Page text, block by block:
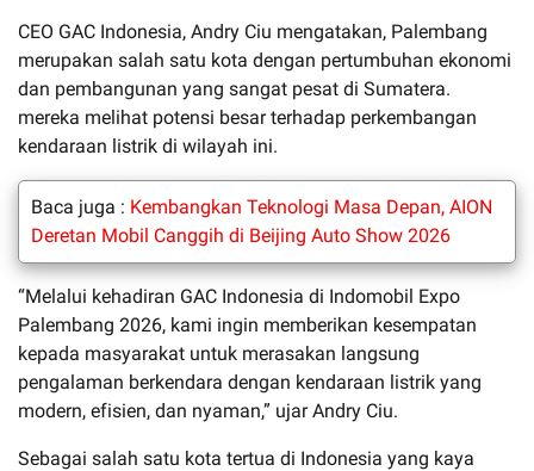
CEO GAC Indonesia, Andry Ciu mengatakan, Palembang
merupakan salah satu kota dengan pertumbuhan ekonomi
dan pembangunan yang sangat pesat di Sumatera.
mereka melihat potensi besar terhadap perkembangan
kendaraan listrik di wilayah ini.
Baca juga : Kembangkan Teknologi Masa Depan, AION
Deretan Mobil Canggih di Beijing Auto Show 2026
“Melalui kehadiran GAC Indonesia di Indomobil Expo
Palembang 2026, kami ingin memberikan kesempatan
kepada masyarakat untuk merasakan langsung
pengalaman berkendara dengan kendaraan listrik yang
modern, efisien, dan nyaman,” ujar Andry Ciu.
Sebagai salah satu kota tertua di Indonesia yang kaya